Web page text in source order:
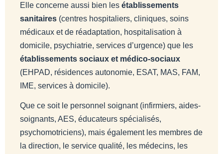
Elle concerne aussi bien les établissements
sanitaires (centres hospitaliers, cliniques, soins
médicaux et de réadaptation, hospitalisation à
domicile, psychiatrie, services d’urgence) que les
établissements sociaux et médico-sociaux
(EHPAD, résidences autonomie, ESAT, MAS, FAM,
IME, services à domicile).
Que ce soit le personnel soignant (infirmiers, aides-
soignants, AES, éducateurs spécialisés,
psychomotriciens), mais également les membres de
la direction, le service qualité, les médecins, les